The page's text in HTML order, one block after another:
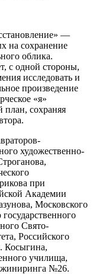
—
на сохранение
облика.
с одной стороны,
исследовать и
произведение
«я»
план, сохраняя
художественно-
при
Академии
Московского
Свято-
Российского
Косыгина,
училища,
№26.